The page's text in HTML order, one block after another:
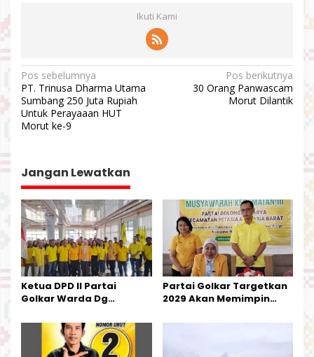
Ikuti Kami
N
a
v
i
a
s
i
p
o
s
Pos sebelumnya
PT. Trinusa Dharma Utama
Sumbang 250 Juta Rupiah
Untuk Perayaaan HUT
Morut ke-9
Pos berikutnya
30 Orang Panwascam
Morut Dilantik
Jangan Lewatkan
Ketua DPD II Partai
Golkar Warda Dg
Pengurus Parti
Kecamatan Petasia dan
Kecamatan Petbar
Partai Golkar Targetkan
2029 Akan Memimpin